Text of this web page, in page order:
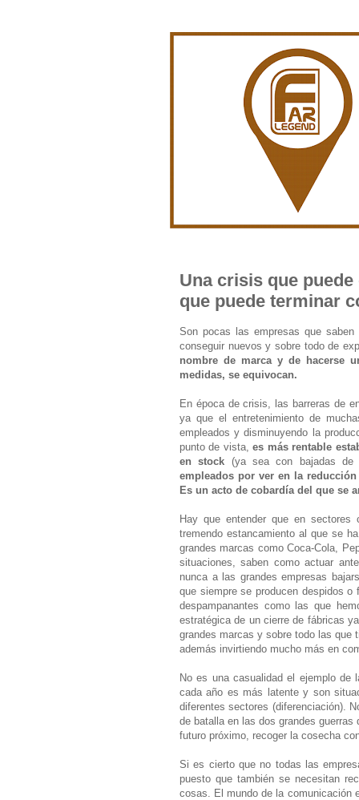
Una crisis que
que puede terminar
Son pocas las empresas que
conseguir nuevos y sobre todo de
nombre de marca y de hacerse
medidas, se equivocan.
En época de crisis, las barreras de
ya que el entretenimiento de
empleados y disminuyendo la
punto de vista,es más rentable
en stock (ya sea con bajadas de
empleados por ver en la
Es un acto de cobardía del que se
Hay que entender que en
tremendo estancamiento al que se
grandes marcas como Coca-Cola,
situaciones, saben como actuar
nunca a las grandes empresas
que siempre se producen despidos
despampanantes como las que
estratégica de un cierre de fábricas
grandes marcas y sobre todo las que
además invirtiendo mucho más en
No es una casualidad el ejemplo de
cada año es más latente y son
diferentes sectores (diferenciación).
de batalla en las dos grandes guerras
futuro próximo, recoger la cosecha
Si es cierto que no todas las
puesto que también se necesitan
cosas. El mundo de la comunicación